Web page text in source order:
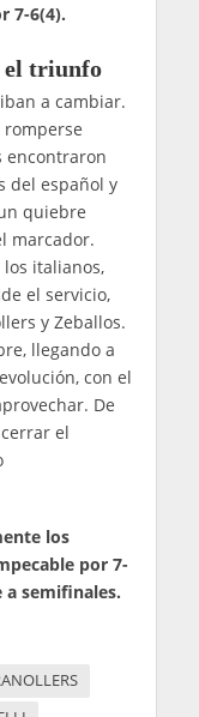
7-6(4).
el triunfo
a cambiar.
encontraron
del español y
quiebre
marcador.
italianos,
el servicio,
y Zeballos.
llegando a
con el
De
el
los
por 7-
a semifinales.